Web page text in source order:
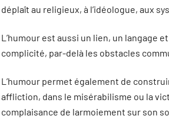
déplaît au religieux, à l’idéologue, aux
L’humour est aussi un lien, un langage
complicité, par-delà les obstacles
L’humour permet également de
affliction, dans le misérabilisme ou la
complaisance de larmoiement sur son